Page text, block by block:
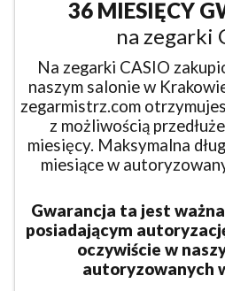
36 MIESIĘCY
na zegarki
Na zegarki CASIO
naszym salonie w
zegarmistrz.com
z możliwością
miesięcy. Maksymalna
miesiące w
Gwarancja ta jest
posiadającym
oczywiście w
autoryzowanych